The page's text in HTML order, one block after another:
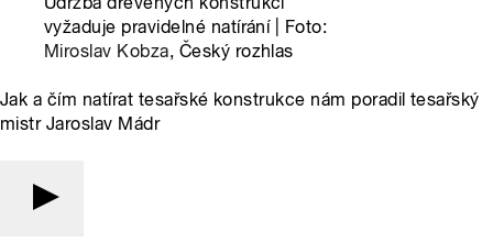
vyžaduje pravidelné natírání | Foto:
Miroslav Kobza, Český rozhlas
Jak a čím natírat tesařské konstrukce nám poradil tesařský
mistr Jaroslav Mádr